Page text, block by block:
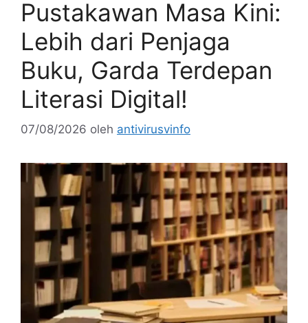
Pustakawan Masa Kini:
Lebih dari Penjaga
Buku, Garda Terdepan
Literasi Digital!
07/08/2026 oleh antivirusvinfo